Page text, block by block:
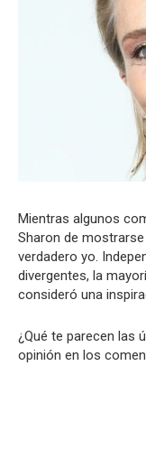
Mientras algunos
Sharon de
verdadero yo.
divergentes, la
consideró una
¿Qué te parecen las
opinión en los